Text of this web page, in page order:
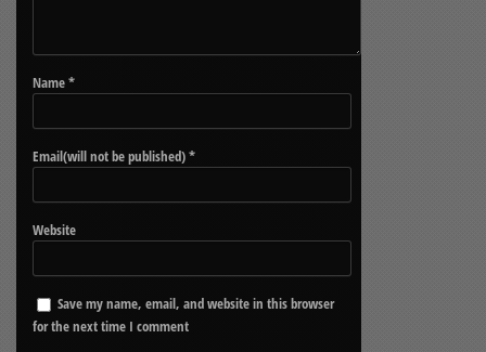
Name*
Email(will not be published)*
Website
Save my name, email, and website in this browser
for the next time I comment